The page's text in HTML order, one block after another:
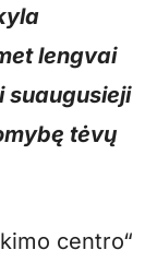
lengvai
suaugusieji
tėvų
centro“